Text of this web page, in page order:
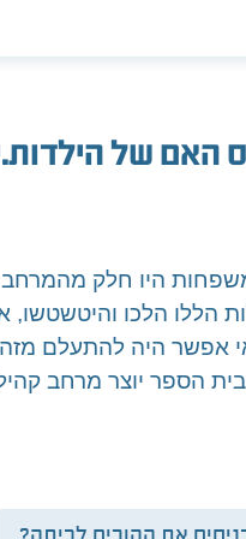
האם של
היו חלק מהמרחב
הללו הלכו והיטשטשו,
אפשר היה להתעלם
בית הספר יוצר מרחב